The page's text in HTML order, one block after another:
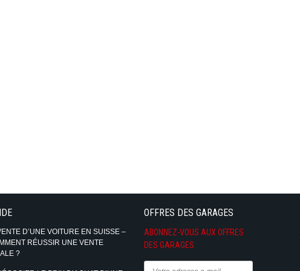
D’UNE VOITURE EN SUISSE –
RÉUSSIR UNE VENTE
?
OFFRES DES GARAGES
ABONNEZ-VOUS AUX OFFRES
DES GARAGES